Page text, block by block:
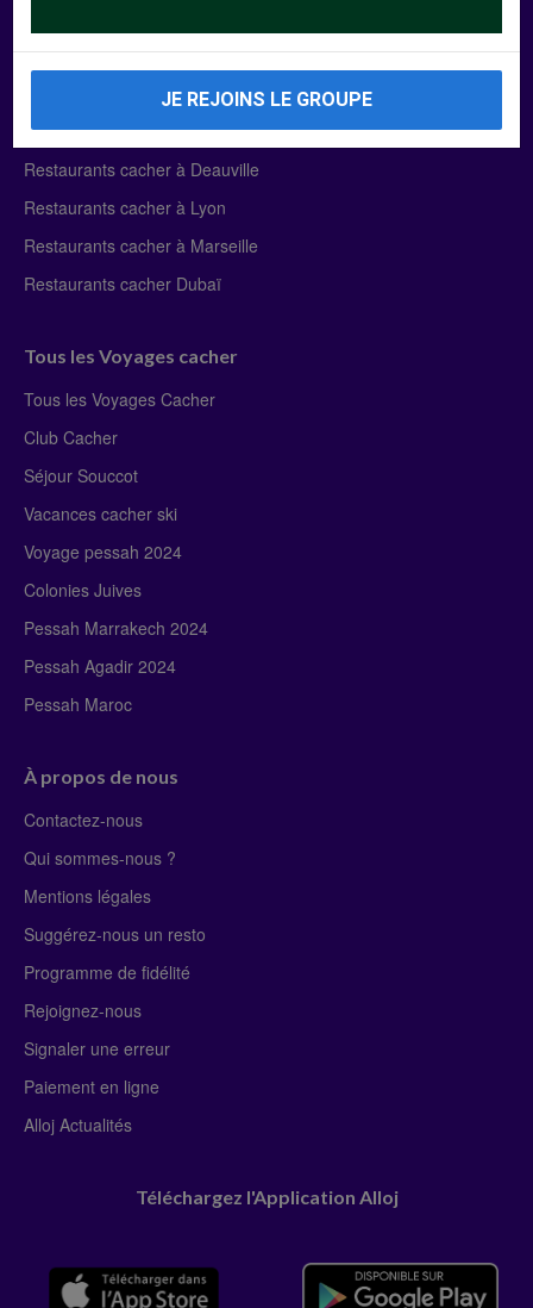
Manger Cacher
Liste des restaurants cacher
Restaurants cacher à Paris
Restaurants cacher à Deauville
Restaurants cacher à Lyon
Restaurants cacher à Marseille
Restaurants cacher Dubaï
Tous les Voyages cacher
Tous les Voyages Cacher
Club Cacher
Séjour Souccot
Vacances cacher ski
Voyage pessah 2024
Colonies Juives
Pessah Marrakech 2024
Pessah Agadir 2024
Pessah Maroc
À propos de nous
Contactez-nous
Qui sommes-nous ?
Mentions légales
Suggérez-nous un resto
Programme de fidélité
Rejoignez-nous
Signaler une erreur
Paiement en ligne
Alloj Actualités
Téléchargez l'Application Alloj
JE REJOINS LE GROUPE